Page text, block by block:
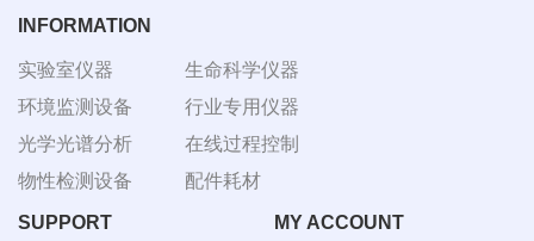
INFORMATION
实验室仪器
环境监测设备
光学光谱分析
物性检测设备
生命科学仪器
行业专用仪器
在线过程控制
配件耗材
SUPPORT
MY ACCOUNT